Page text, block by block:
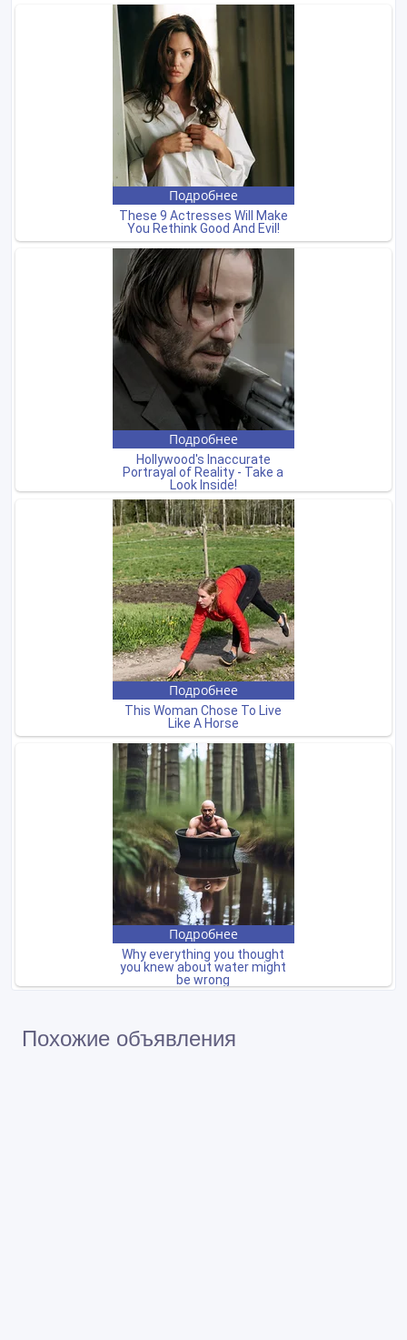
Похожие объявления